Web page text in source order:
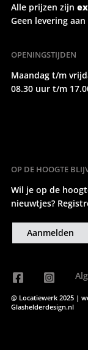
Alle prijzen zijn
Geen levering
OPENINGSTIJDEN
Maandag t/m
08.30 uur t/m
OP DE HOOGTE
Wil je op de
nieuwtjes?
Aanmelden
@ Locatiewerk 2025 |
Glashelderdesign.nl